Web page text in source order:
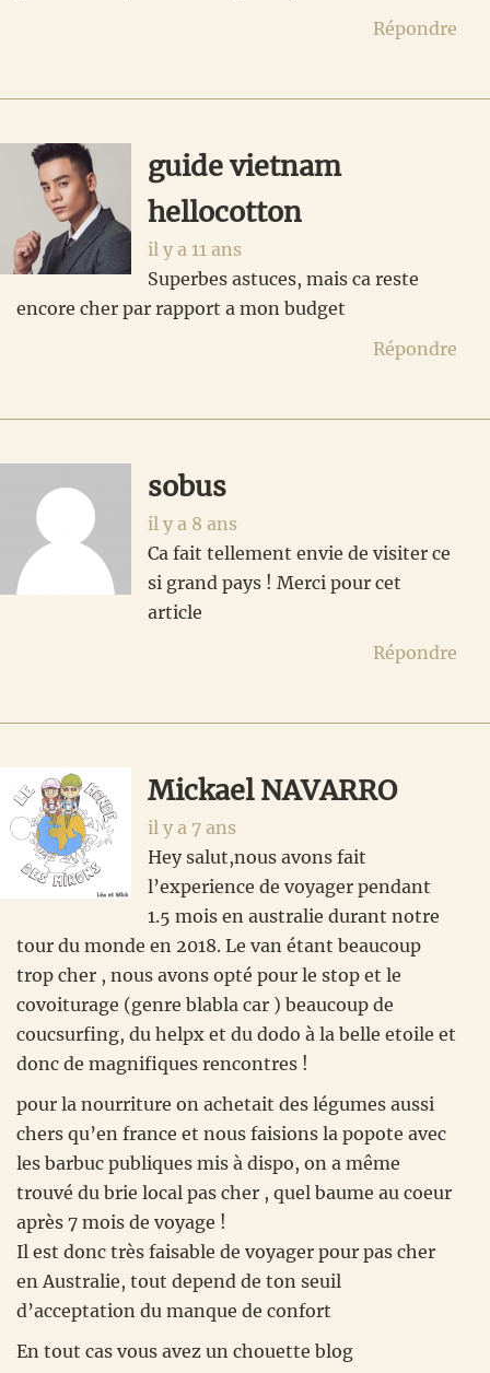
Répondre
guide vietnam
hellocotton
il y a 11 ans
Superbes astuces, mais ca reste
encore cher par rapport a mon budget
Répondre
sobus
il y a 8 ans
Ca fait tellement envie de visiter ce
si grand pays ! Merci pour cet
article
Répondre
Mickael NAVARRO
il y a 7 ans
Hey salut,nous avons fait
l’experience de voyager pendant
1.5 mois en australie durant notre
tour du monde en 2018. Le van étant beaucoup
trop cher , nous avons opté pour le stop et le
covoiturage (genre blabla car ) beaucoup de
coucsurfing, du helpx et du dodo à la belle etoile et
donc de magnifiques rencontres !
pour la nourriture on achetait des légumes aussi
chers qu’en france et nous faisions la popote avec
les barbuc publiques mis à dispo, on a même
trouvé du brie local pas cher , quel baume au coeur
après 7 mois de voyage !
Il est donc très faisable de voyager pour pas cher
en Australie, tout depend de ton seuil
d’acceptation du manque de confort
En tout cas vous avez un chouette blog